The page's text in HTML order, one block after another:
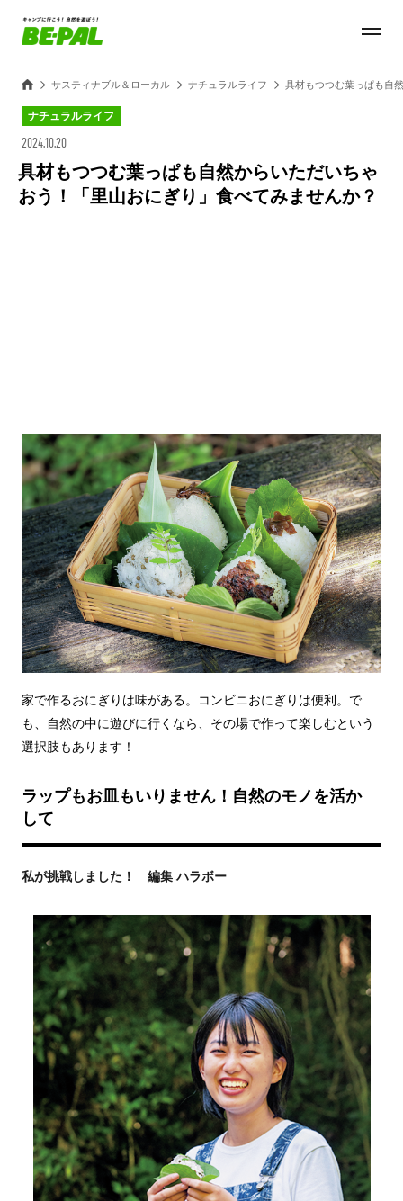
サスティナブル＆ローカル ナチュラルライフ 具材もつつむ葉っぱも自
ナチュラルライフ
2024.10.20
具材もつつむ葉っぱも自然からいただいちゃ
おう！「里山おにぎり」食べてみませんか？
家で作るおにぎりは味がある。コンビニおにぎりは便利。で
も、自然の中に遊びに行くなら、その場で作って楽しむという
選択肢もあります！
ラップもお皿もいりません！自然のモノを活か
して
私が挑戦しました！ 編集 ハラボー